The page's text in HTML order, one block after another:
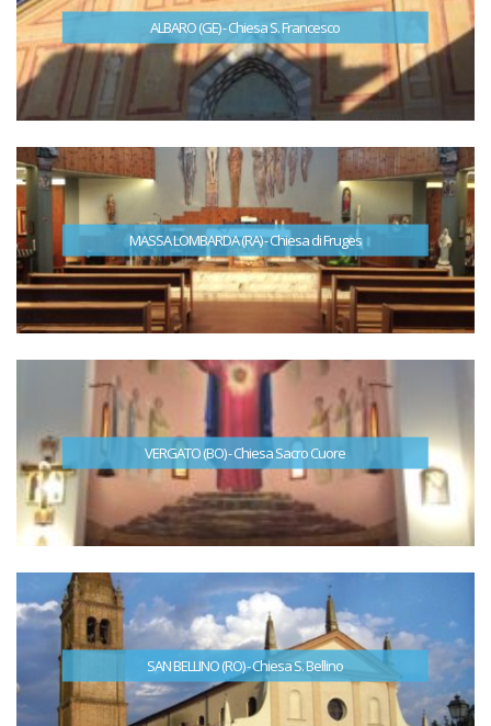
ALBARO (GE) - Chiesa S. Francesco
MASSA LOMBARDA (RA) - Chiesa di Fruges
VERGATO (BO) - Chiesa Sacro Cuore
SAN BELLINO (RO) - Chiesa S. Bellino